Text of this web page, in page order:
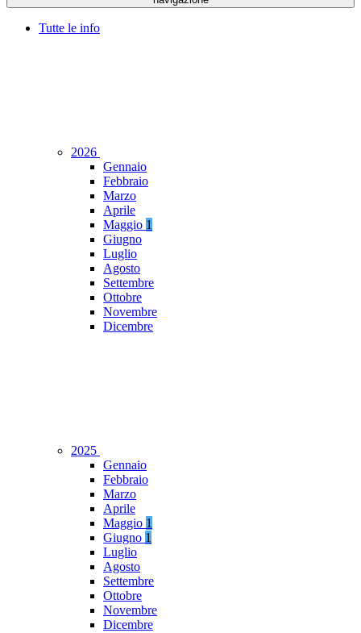
Tutte le info
2026
Gennaio
Febbraio
Marzo
Aprile
Maggio 1
Giugno
Luglio
Agosto
Settembre
Ottobre
Novembre
Dicembre
2025
Gennaio
Febbraio
Marzo
Aprile
Maggio 1
Giugno 1
Luglio
Agosto
Settembre
Ottobre
Novembre
Dicembre